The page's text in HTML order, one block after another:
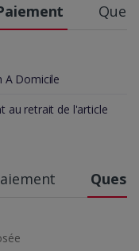
A Domicile
au retrait de l'article